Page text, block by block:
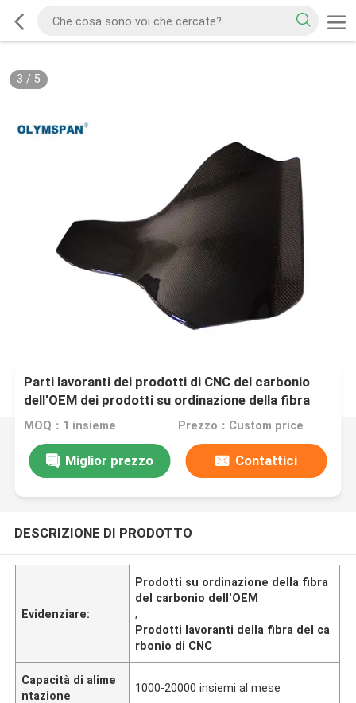
3 / 5
Parti lavoranti dei prodotti di CNC del carbonio
dell'OEM dei prodotti su ordinazione della fibra
MOQ：1 insieme Prezzo：Custom price
Miglior prezzo Contattici
DESCRIZIONE DI PRODOTTO
Evidenziare:
Prodotti su ordinazione della fibra
del carbonio dell'OEM
,
Prodotti lavoranti della fibra del ca
rbonio di CNC
Capacità di alime
ntazione
1000-20000 insiemi al mese